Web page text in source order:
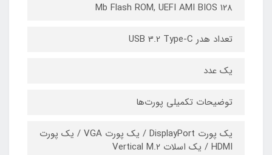
۱۲۸ Mb Flash ROM, UEFI AMI BIOS
تعداد هدر USB 3.2 Type-C
یک عدد
توضیحات تکمیلی پورت‌ها
یک پورت DisplayPort / یک پورت VGA / یک پورت
HDMI / یک اسلات Vertical M.۲